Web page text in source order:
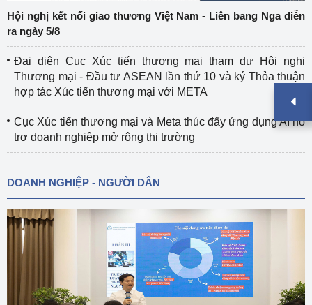
Hội nghị kết nối giao thương Việt Nam - Liên bang Nga diễn
ra ngày 5/8
Đại diện Cục Xúc tiến thương mại tham dự Hội nghị
Thương mại - Đầu tư ASEAN lần thứ 10 và ký Thỏa thuận
hợp tác Xúc tiến thương mại với META
Cục Xúc tiến thương mại và Meta thúc đẩy ứng dụng AI hỗ
trợ doanh nghiệp mở rộng thị trường
DOANH NGHIỆP - NGƯỜI DÂN